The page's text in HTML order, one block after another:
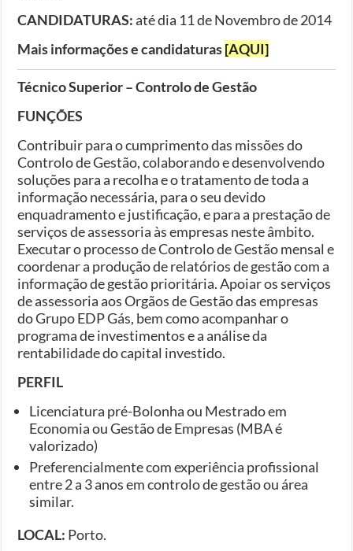
CANDIDATURAS:até dia 11 de Novembro de 2014
Mais informações e candidaturas[AQUI]
Técnico Superior – Controlo de Gestão
FUNÇÕES
Contribuir para o cumprimento das missões do
Controlo de Gestão, colaborando e desenvolvendo
soluções para a recolha e o tratamento de toda a
informação necessária, para o seu devido
enquadramento e justificação, e para a prestação de
serviços de assessoria às empresas neste âmbito.
Executar o processo de Controlo de Gestão mensal e
coordenar a produção de relatórios de gestão com a
informação de gestão prioritária. Apoiar os serviços
de assessoria aos Orgãos de Gestão das empresas
do Grupo EDP Gás, bem como acompanhar o
programa de investimentos e a análise da
rentabilidade do capital investido.
PERFIL
Licenciatura pré-Bolonha ou Mestrado em
Economia ou Gestão de Empresas (MBA é
valorizado)
Preferencialmente com experiência profissional
entre 2 a 3 anos em controlo de gestão ou área
similar.
LOCAL: Porto.